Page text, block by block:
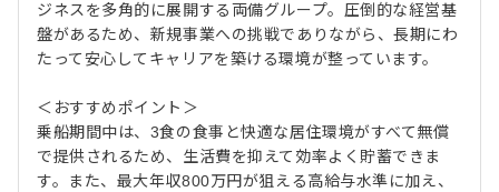
ジネスを多角的に展開する両備グループ。圧倒的な経営基
盤があるため、新規事業への挑戦でありながら、長期にわ
たって安心してキャリアを築ける環境が整っています。
＜おすすめポイント＞
乗船期間中は、3食の食事と快適な居住環境がすべて無償
で提供されるため、生活費を抑えて効率よく貯蓄できま
す。また、最大年収800万円が狙える高給与水準に加え、